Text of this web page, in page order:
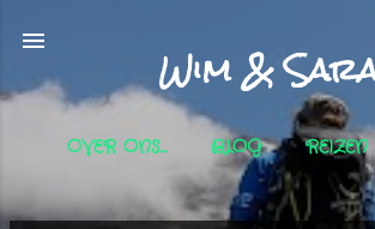
Wim &
OVER ONS... BLOG REIZEN